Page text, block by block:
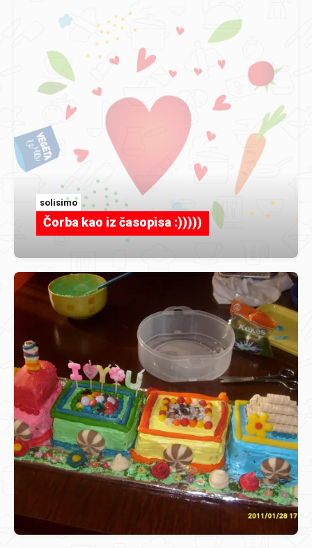
solisimo
Čorba kao iz časopisa :)))))